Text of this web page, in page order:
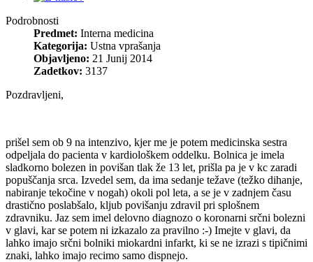
Podrobnosti
Predmet: Interna medicina
Kategorija: Ustna vprašanja
Objavljeno: 21 Junij 2014
Zadetkov: 3137
Pozdravljeni,
prišel sem ob 9 na intenzivo, kjer me je potem medicinska sestra
odpeljala do pacienta v kardiološkem oddelku. Bolnica je imela
sladkorno bolezen in povišan tlak že 13 let, prišla pa je v kc zaradi
popuščanja srca. Izvedel sem, da ima sedanje težave (težko dihanje,
nabiranje tekočine v nogah) okoli pol leta, a se je v zadnjem času
drastično poslabšalo, kljub povišanju zdravil pri splošnem
zdravniku. Jaz sem imel delovno diagnozo o koronarni srčni bolezni
v glavi, kar se potem ni izkazalo za pravilno :-) Imejte v glavi, da
lahko imajo srčni bolniki miokardni infarkt, ki se ne izrazi s tipičnimi
znaki, lahko imajo recimo samo dispnejo.